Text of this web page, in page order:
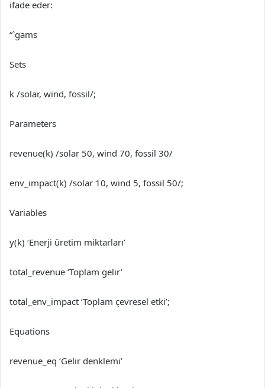
ifade eder:
“`gams
Sets
k /solar, wind, fossil/;
Parameters
revenue(k) /solar 50, wind 70, fossil 30/
env_impact(k) /solar 10, wind 5, fossil 50/;
Variables
y(k) ‘Enerji üretim miktarları’
total_revenue ‘Toplam gelir’
total_env_impact ‘Toplam çevresel etki’;
Equations
revenue_eq ‘Gelir denklemi’